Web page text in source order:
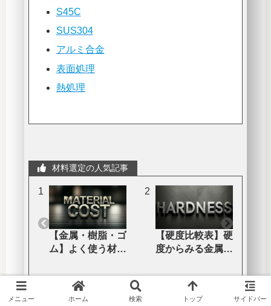
S45C
SUS304
アルミ合金
表面処理
熱処理
材料選定の人気記事
【金属・樹脂・ゴ
ム】よく使う材料
【材料価格表】
【硬度比較表】硬
度からみる金属材
HB】
メニュー ホーム 検索 トップ サイドバー